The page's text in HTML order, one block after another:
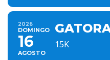
2026
DOMINGO
16
AGOSTO
15K